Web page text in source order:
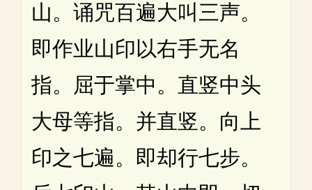
山。诵咒百遍大叫三声。
即作业山印以右手无名
指。屈于掌中。直竖中头
大母等指。并直竖。向上
印之七遍。即却行七步。